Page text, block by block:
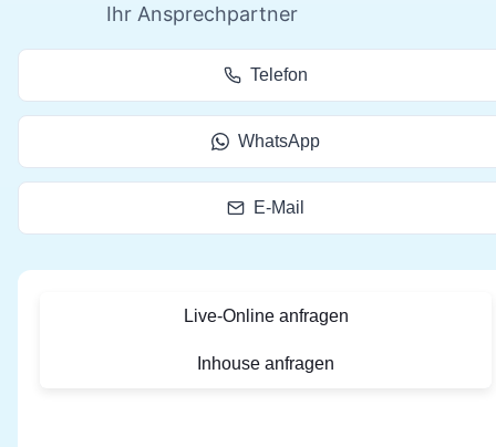
Ihr Ansprechpartner
Telefon
WhatsApp
E-Mail
Live-Online anfragen
Inhouse anfragen